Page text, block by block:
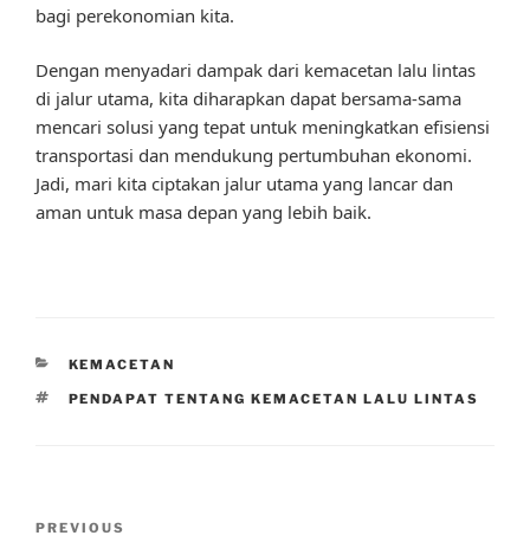
bagi perekonomian kita.
Dengan menyadari dampak dari kemacetan lalu lintas
di jalur utama, kita diharapkan dapat bersama-sama
mencari solusi yang tepat untuk meningkatkan efisiensi
transportasi dan mendukung pertumbuhan ekonomi.
Jadi, mari kita ciptakan jalur utama yang lancar dan
aman untuk masa depan yang lebih baik.
CATEGORIES
KEMACETAN
TAGS
PENDAPAT TENTANG KEMACETAN LALU LINTAS
Previous
PREVIOUS